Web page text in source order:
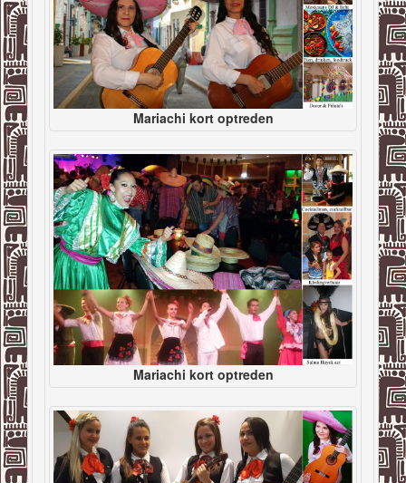
Mariachi kort optreden
Mariachi kort optreden